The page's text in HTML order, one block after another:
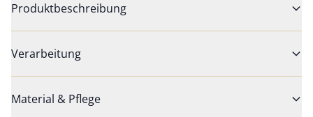
Produktbeschreibung
Verarbeitung
Material & Pflege